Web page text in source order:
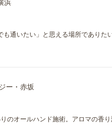
通いたい」と思える場所でありた
ー・赤坂
のオールハンド施術。アロマの香